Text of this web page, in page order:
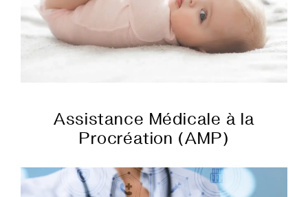
Assistance Médicale à la
Procréation (AMP)